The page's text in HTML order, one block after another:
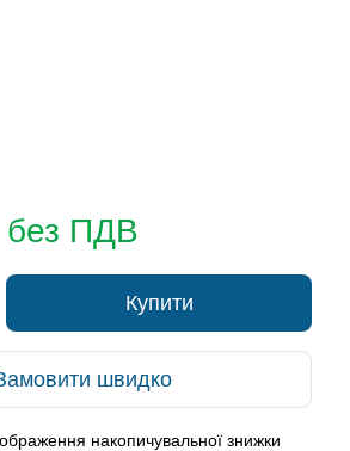
без ПДВ
Купити
швидко
накопичувальної знижки